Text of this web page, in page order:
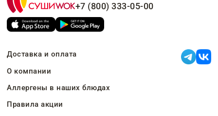
+7 (800) 333-05-00
Доставка и оплата
О компании
Аллергены в наших блюдах
Правила акции